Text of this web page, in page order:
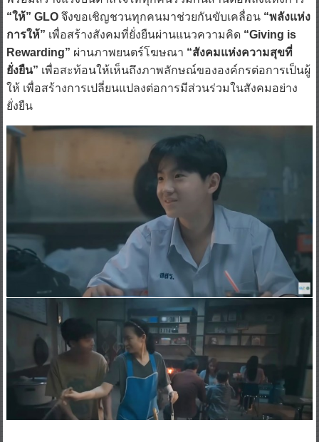
“ให้” GLOจึงขอเชิญชวนทุกคนมาช่วยกันขับเคลื่อน “พลังแห่ง
การให้” เพื่อสร้างสังคมที่ยั่งยืนผ่านแนวความคิด “Giving is
Rewarding” ผ่านภาพยนตร์โฆษณา “สังคมแห่งความสุขที่
ยั่งยืน” เพื่อสะท้อนให้เห็นถึงภาพลักษณ์ขององค์กรต่อการเป็นผู้
ให้ เพื่อสร้างการเปลี่ยนแปลงต่อการมีส่วนร่วมในสังคมอย่าง
ยั่งยืน